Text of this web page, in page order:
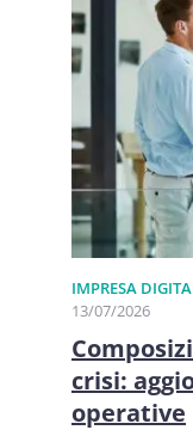
IMPRESA
13/07/2026
crisi:
operative